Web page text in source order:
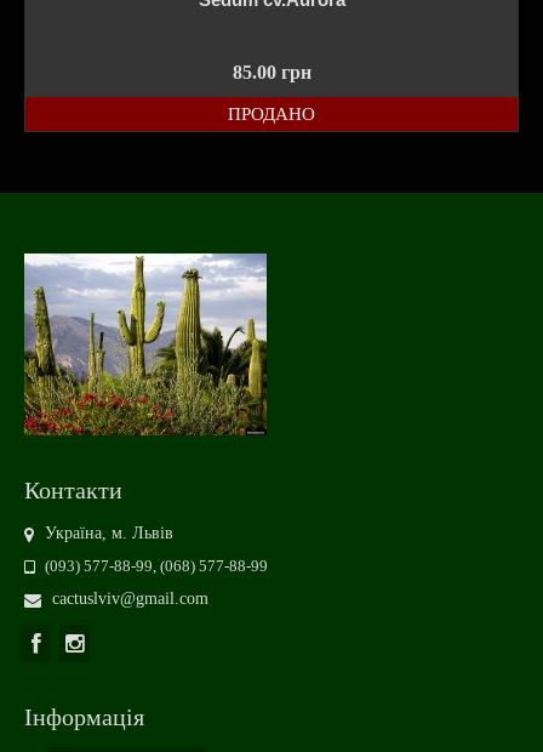
85.00 грн
ПРОДАНО
Контакти
Україна, м. Львів
(093) 577-88-99, (068) 577-88-99
cactuslviv@gmail.com
Інформація